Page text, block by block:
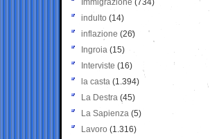
Immigrazione (734)
indulto (14)
inflazione (26)
Ingroia (15)
Interviste (16)
la casta (1.394)
La Destra (45)
La Sapienza (5)
Lavoro (1.316)